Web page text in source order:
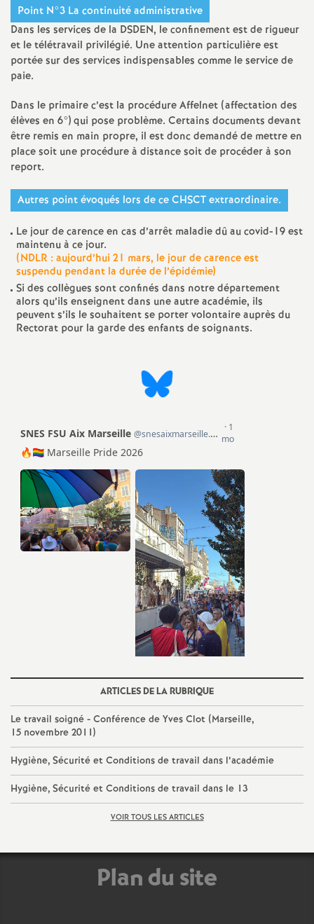
Point N°3 La continuité administrative
Dans les services de la DSDEN, le confinement est de rigueur
et le télétravail privilégié. Une attention particulière est
portée sur des services indispensables comme le service de
paie.
Dans le primaire c’est la procédure Affelnet (affectation des
élèves en 6°) qui pose problème. Certains documents devant
être remis en main propre, il est donc demandé de mettre en
place soit une procédure à distance soit de procéder à son
report.
Autres point évoqués lors de ce CHSCT extraordinaire.
Le jour de carence en cas d’arrêt maladie dû au covid-19 est
maintenu à ce jour.
(NDLR : aujourd’hui 21 mars, le jour de carence est
suspendu pendant la durée de l’épidémie)
Si des collègues sont confinés dans notre département
alors qu’ils enseignent dans une autre académie, ils
peuvent s’ils le souhaitent se porter volontaire auprès du
Rectorat pour la garde des enfants de soignants.
ARTICLES DE LA RUBRIQUE
Le travail soigné - Conférence de Yves Clot (Marseille,
15 novembre 2011)
Hygiène, Sécurité et Conditions de travail dans l’académie
Hygiène, Sécurité et Conditions de travail dans le 13
VOIR TOUS LES ARTICLES
Plan du site